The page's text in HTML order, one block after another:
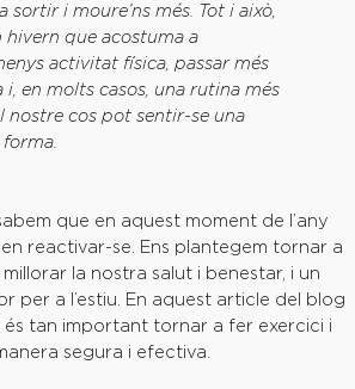
sortir i moure’ns més. Tot i això,
hivern que acostuma a
activitat física, passar més
i, en molts casos, una rutina més
nostre cos pot sentir-se una
que en aquest moment de l’any
reactivar-se. Ens plantegem tornar a
la nostra salut i benestar, i un
per a l’estiu. En aquest article del blog
és tan important tornar a fer exercici i
segura i efectiva.